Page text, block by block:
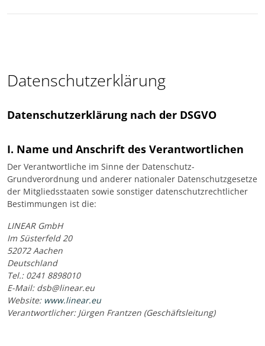
Datenschutzerklärung
Datenschutzerklärung nach der DSGVO
I. Name und Anschrift des Verantwortlichen
Der Verantwortliche im Sinne der Datenschutz-
Grundverordnung und anderer nationaler Datenschutzgesetze
der Mitgliedsstaaten sowie sonstiger datenschutzrechtlicher
Bestimmungen ist die:
LINEAR GmbH
Im Süsterfeld 20
52072 Aachen
Deutschland
Tel.: 0241 8898010
E-Mail: dsb@linear.eu
Website: www.linear.eu
Verantwortlicher: Jürgen Frantzen (Geschäftsleitung)